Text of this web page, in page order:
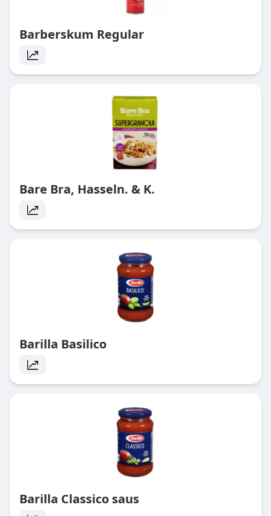
Barberskum Regular
Bare Bra, Hasseln. & K.
Barilla Basilico
Barilla Classico saus